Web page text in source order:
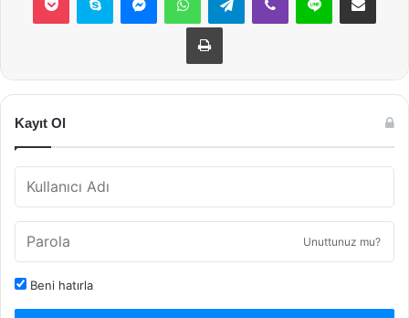
Yazdır
Kayıt Ol
Unuttunuz mu?
Beni hatırla